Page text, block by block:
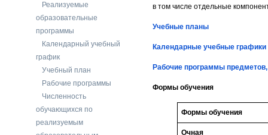
Реализуемые
образовательные
программы
Календарный учебный
график
Учебный план
Рабочие программы
Численность
обучающихся по
реализуемым
в том числе отдельные
Учебные планы
Календарные учебные графики
Рабочие программы
Формы обучения
Формы обучения
Очная